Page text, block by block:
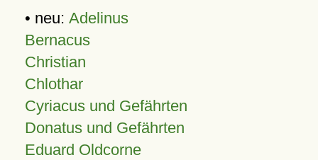
• neu: Adelinus
Bernacus
Christian
Chlothar
Cyriacus und Gefährten
Donatus und Gefährten
Eduard Oldcorne